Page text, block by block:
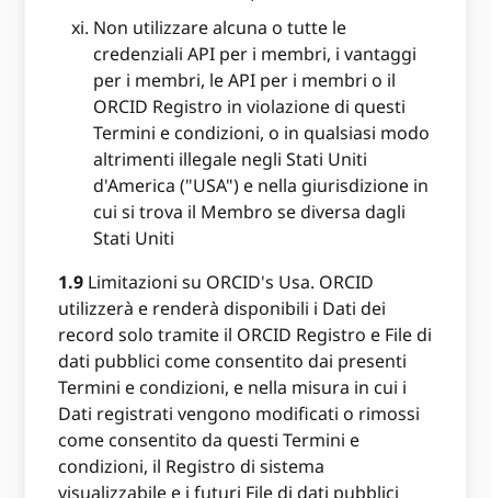
Non utilizzare alcuna o tutte le
credenziali API per i membri, i vantaggi
per i membri, le API per i membri o il
ORCID Registro in violazione di questi
Termini e condizioni, o in qualsiasi modo
altrimenti illegale negli Stati Uniti
d'America ("USA") e nella giurisdizione in
cui si trova il Membro se diversa dagli
Stati Uniti
1.9 Limitazioni su ORCID's Usa. ORCID
utilizzerà e renderà disponibili i Dati dei
record solo tramite il ORCID Registro e File di
dati pubblici come consentito dai presenti
Termini e condizioni, e nella misura in cui i
Dati registrati vengono modificati o rimossi
come consentito da questi Termini e
condizioni, il Registro di sistema
visualizzabile e i futuri File di dati pubblici